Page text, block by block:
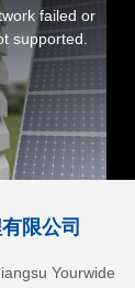
限公司
Yourwide